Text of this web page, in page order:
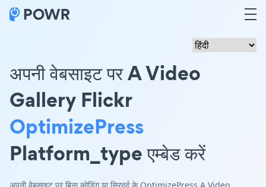
अपनी वेबसाइट पर A Video
Gallery Flickr
OptimizePress
Platform_type एम्बेड करें